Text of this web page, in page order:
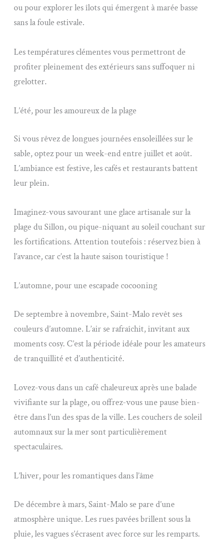
ou pour explorer les îlots qui émergent à marée basse
sans la foule estivale.
Les températures clémentes vous permettront de
profiter pleinement des extérieurs sans suffoquer ni
grelotter.
L’été, pour les amoureux de la plage
Si vous rêvez de longues journées ensoleillées sur le
sable, optez pour un week-end entre juillet et août.
L’ambiance est festive, les cafés et restaurants battent
leur plein.
Imaginez-vous savourant une glace artisanale sur la
plage du Sillon, ou pique-niquant au soleil couchant sur
les fortifications. Attention toutefois : réservez bien à
l’avance, car c’est la haute saison touristique !
L’automne, pour une escapade cocooning
De septembre à novembre, Saint-Malo revêt ses
couleurs d’automne. L’air se rafraîchit, invitant aux
moments cosy. C’est la période idéale pour les amateurs
de tranquillité et d’authenticité.
Lovez-vous dans un café chaleureux après une balade
vivifiante sur la plage, ou offrez-vous une pause bien-
être dans l’un des spas de la ville. Les couchers de soleil
automnaux sur la mer sont particulièrement
spectaculaires.
L’hiver, pour les romantiques dans l’âme
De décembre à mars, Saint-Malo se pare d’une
atmosphère unique. Les rues pavées brillent sous la
pluie, les vagues s’écrasent avec force sur les remparts.